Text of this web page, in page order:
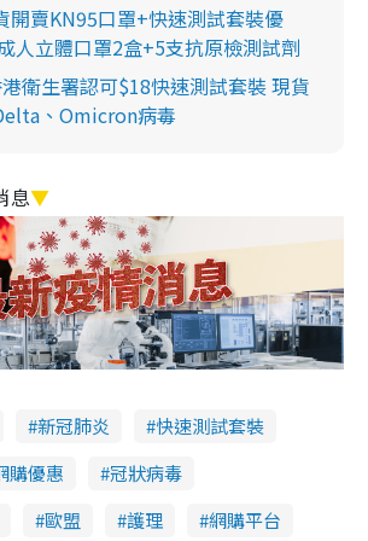
開賣KN95口罩+快速測試套裝優
人立體口罩2盒+5支抗原檢測試劑
衛生署認可$18快速測試套裝 現貨
、Omicron病毒
息▼
新冠肺炎
快速測試套裝
購優惠
冠狀病毒
歐盟 護理
網購平台